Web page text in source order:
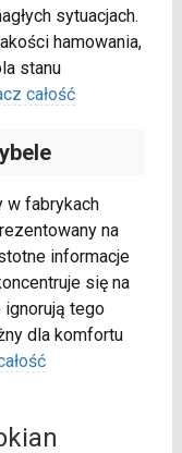
sytuacjach.
hamowania,
stanu
całość
w fabrykach
na
informacje
się na
ignorują tego
dla komfortu